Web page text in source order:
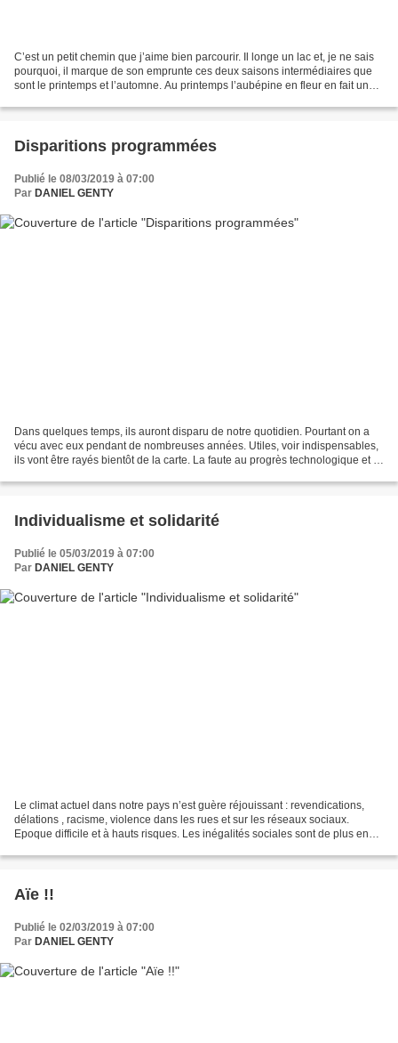
C’est un petit chemin que j’aime bien parcourir. Il longe un lac et, je ne sais
pourquoi, il marque de son emprunte ces deux saisons intermédiaires que
sont le printemps et l’automne. Au printemps l’aubépine en fleur en fait une
Disparitions programmées
Publié le 08/03/2019 à 07:00
Par DANIEL GENTY
Dans quelques temps, ils auront disparu de notre quotidien. Pourtant on a
vécu avec eux pendant de nombreuses années. Utiles, voir indispensables,
ils vont être rayés bientôt de la carte. La faute au progrès technologique et à
Individualisme et solidarité
Publié le 05/03/2019 à 07:00
Par DANIEL GENTY
Le climat actuel dans notre pays n’est guère réjouissant : revendications,
délations , racisme, violence dans les rues et sur les réseaux sociaux.
Epoque difficile et à hauts risques. Les inégalités sociales sont de plus en
Aïe !!
Publié le 02/03/2019 à 07:00
Par DANIEL GENTY